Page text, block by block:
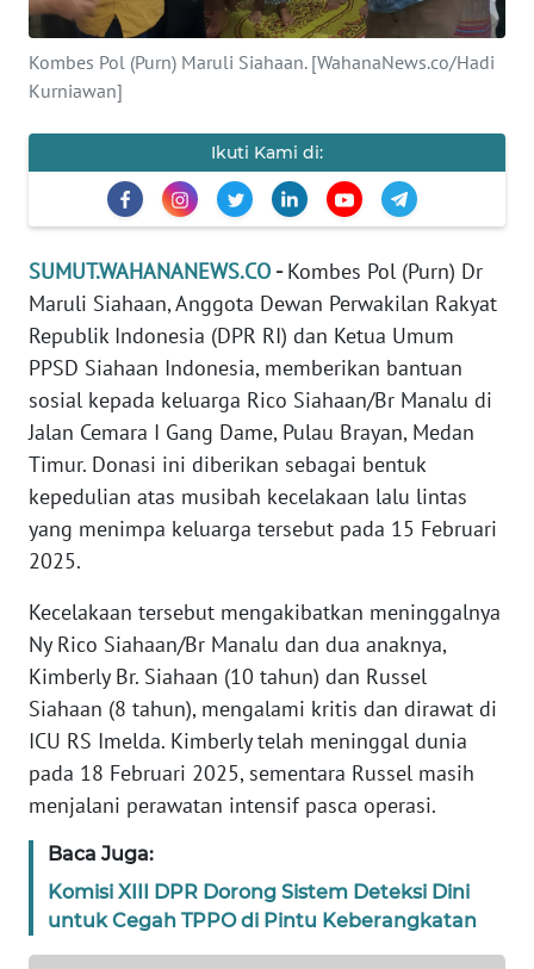
Kombes Pol (Purn) Maruli Siahaan. [WahanaNews.co/Hadi
Kurniawan]
Ikuti Kami di:
SUMUT.WAHANANEWS.CO -Kombes Pol (Purn) Dr
Maruli Siahaan, Anggota Dewan Perwakilan Rakyat
Republik Indonesia (DPR RI) dan Ketua Umum
PPSD Siahaan Indonesia, memberikan bantuan
sosial kepada keluarga Rico Siahaan/Br Manalu di
Jalan Cemara I Gang Dame, Pulau Brayan, Medan
Timur. Donasi ini diberikan sebagai bentuk
kepedulian atas musibah kecelakaan lalu lintas
yang menimpa keluarga tersebut pada 15 Februari
2025.
Kecelakaan tersebut mengakibatkan meninggalnya
Ny Rico Siahaan/Br Manalu dan dua anaknya,
Kimberly Br. Siahaan (10 tahun) dan Russel
Siahaan (8 tahun), mengalami kritis dan dirawat di
ICU RS Imelda. Kimberly telah meninggal dunia
pada 18 Februari 2025, sementara Russel masih
menjalani perawatan intensif pasca operasi.
Baca Juga:
Komisi XIII DPR Dorong Sistem Deteksi Dini
untuk Cegah TPPO di Pintu Keberangkatan
KAMI
INFO
TENTANG
PEDOMAN
MEDIA
SIBER
REDAKSI
DISCLAIMER
Wahana
News
Regional
WN
SUMUT
WN
WN
JABAR